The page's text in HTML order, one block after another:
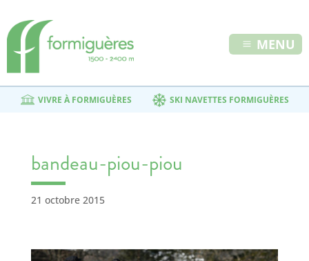
MENU
VIVRE À FORMIGUÈRES SKI NAVETTES FORMIGUÈRES
bandeau-piou-piou
21 octobre 2015